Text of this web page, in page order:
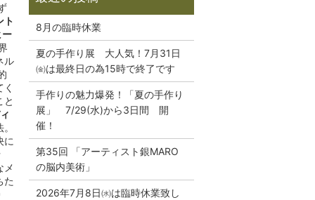
ト
ル
と
に
メ
た
8月の臨時休業
夏の手作り展 大人気！7月31日
㈮は最終日の為15時で終了です
手作りの魅力爆発！「夏の手作り
展」 7/29(水)から3日間 開
催！
第35回 「アーティスト銀MARO
の脳内美術」
2026年7月8日㈬は臨時休業致し